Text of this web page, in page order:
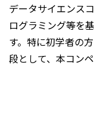
データサイエンス
ログラミング等を
す。特に初学者の
段として、本コン